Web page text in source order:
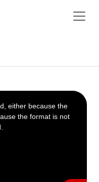
either because the
the format is not